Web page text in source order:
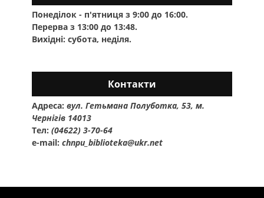
Понеділок - п'ятниця з 9:00 до 16:00.
Перерва з 13:00 до 13:48.
Вихідні: субота, неділя.
Контакти
Адреса: вул. Гетьмана Полуботка, 53, м.
Чернігів 14013
Тел: (04622) 3-70-64
e-mail: chnpu_biblioteka@ukr.net